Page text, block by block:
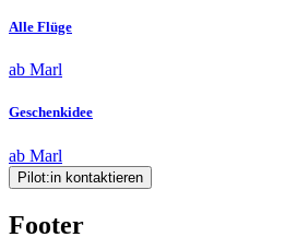
Alle Flüge
ab Marl
Geschenkidee
ab Marl
Pilot:in kontaktieren
Footer